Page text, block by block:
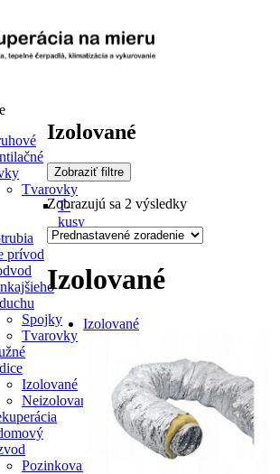
Tvarovky
T-
kusy
prívod
Spojky
Tvarovky
Izolované
Neizolované
Pozinkované
Izolované
Zobraziť filtre
Zobrazujú sa 2 výsledky
Izolované
Izolované